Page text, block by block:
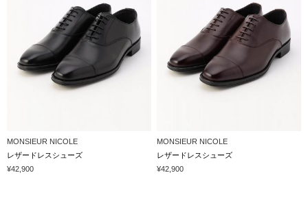
MONSIEUR NICOLE
レザードレスシューズ
¥42,900
MONSIEUR NICOLE
レザードレスシューズ
¥42,900